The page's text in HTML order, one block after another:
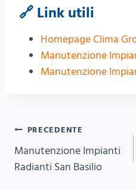
🔗 Link utili
Homepage Clima
Manutenzione
Manutenzione
Navigazione
articoli
PRECEDENTE
Manutenzione Impianti
Radianti San Basilio